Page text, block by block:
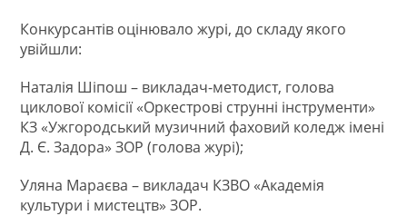
Конкурсантів оцінювало журі, до складу якого
увійшли:
Наталія Шіпош – викладач-методист, голова
циклової комісії «Оркестрові струнні інструменти»
КЗ «Ужгородський музичний фаховий коледж імені
Д. Є. Задора» ЗОР (голова журі);
Уляна Мараєва – викладач КЗВО «Академія
культури і мистецтв» ЗОР.